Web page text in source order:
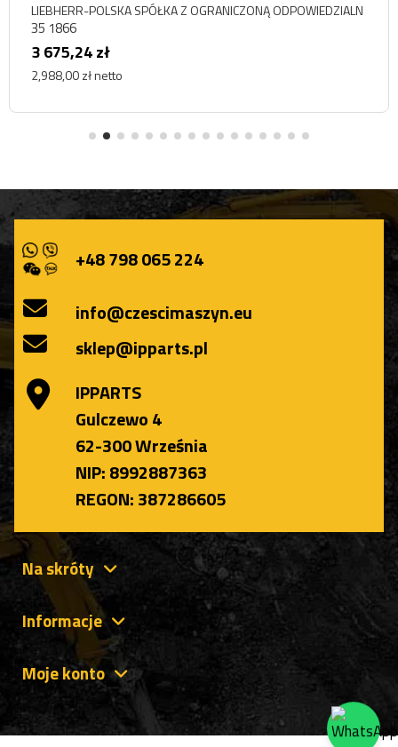
LIEBHERR-POLSKA SPÓŁKA Z OGRANICZONĄ ODPOWIEDZIALN
35 1866
3 675,24 zł
2,988,00 zł netto
+48 798 065 224
info@czescimaszyn.eu
sklep@ipparts.pl
IPPARTS
Gulczewo 4
62-300 Września
NIP: 8992887363
REGON: 387286605
Na skróty
Informacje
Moje konto